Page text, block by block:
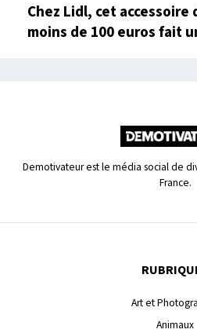
Chez Lidl, cet
moins de 100 euros fait
Demotivateur est le média social de
France.
Art et
Animaux